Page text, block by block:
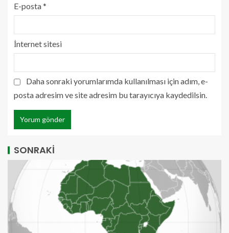
E-posta*
İnternet sitesi
Daha sonraki yorumlarımda kullanılması için adım, e-
posta adresim ve site adresim bu tarayıcıya kaydedilsin.
SONRAKİ